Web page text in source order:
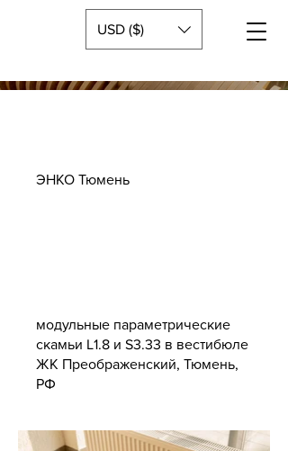
USD ($)
ЭНКО Тюмень
модульные параметрические
скамьи L1.8 и S3.33 в вестибюле
ЖК Преображенский, Тюмень,
РФ